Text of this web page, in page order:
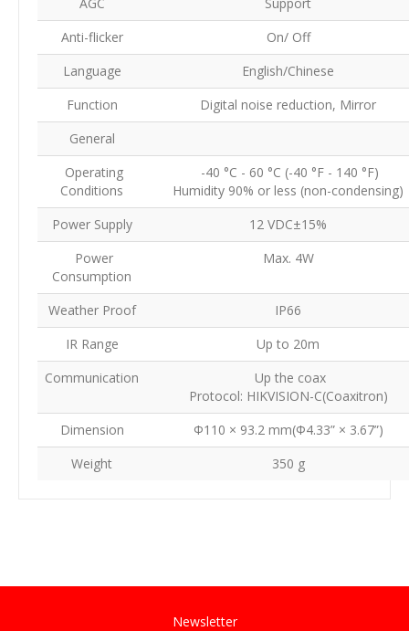
Anti-flicker
On/ Off
Language
English/Chinese
Function
Digital noise reduction, Mirror
General
Operating
Conditions
-40 °C - 60 °C (-40 °F - 140 °F)
Humidity 90% or less (non-condensing)
Power Supply
12 VDC±15%
Power
Consumption
Max. 4W
Weather Proof
IP66
IR Range
Up to 20m
Communication
Up the coax
Protocol: HIKVISION-C(Coaxitron)
Dimension
Φ110 × 93.2 mm(Φ4.33” × 3.67”)
Weight
350 g
Newsletter